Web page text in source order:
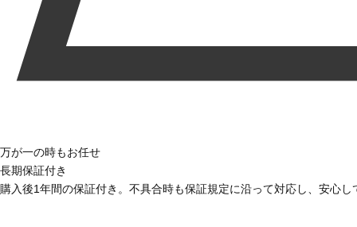
万が一の時もお任せ
長期保証付き
購入後1年間の保証付き。不具合時も保証規定に沿って対応し、安心